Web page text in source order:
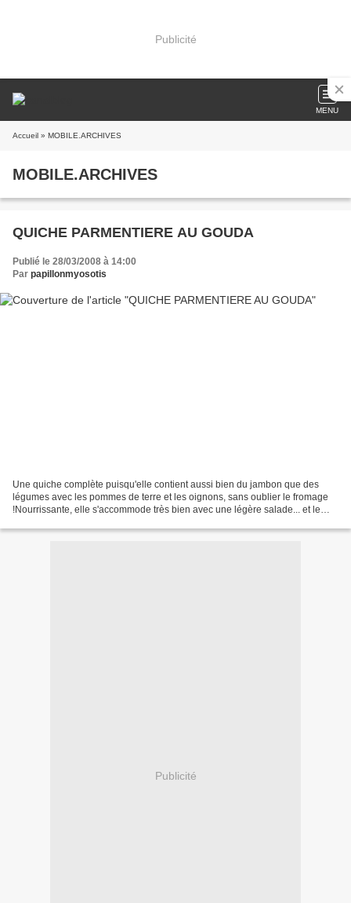
Publicité
MENU
Accueil » MOBILE.ARCHIVES
MOBILE.ARCHIVES
QUICHE PARMENTIERE AU GOUDA
Publié le 28/03/2008 à 14:00
Par papillonmyosotis
Une quiche complète puisqu'elle contient aussi bien du jambon que des
légumes avec les pommes de terre et les oignons, sans oublier le fromage
!Nourrissante, elle s'accommode très bien avec une légère salade... et le
Publicité